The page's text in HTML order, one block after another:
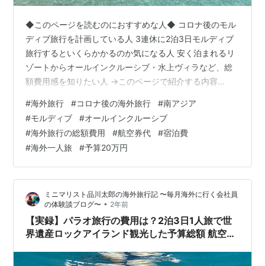
◆このページを読むのにおすすめな人◆ コロナ後のモル
ディブ旅行を計画している人 3連休に2泊3日モルディブ
旅行するといくらかかるのか気になる人 安く泊まれるリ
ゾートからオールインクルーシブ・水上ヴィラなど、総
額費用感を知りたい人 →このページで紹介する内容
訳】 【実録】モルディブ旅行の費用は？2泊3日1人旅で
格安オールインクルーシブ体験した予算総額 航空券代・
宿泊費・食費・通信費・交通費・観光費など実費公開
#海外旅行 #コロナ後の海外旅行 #南アジア
#モルディブ #オールインクルーシブ
#海外旅行の総額費用 #航空券代 #宿泊費
#海外一人旅 #予算20万円
ミニマリスト品川太郎の海外旅行記 〜毎月海外に行く会社員
の体験談ブログ〜 • 2年前
【実録】パラオ旅行の費用は？2泊3日1人旅で世
界遺産ロックアイランド観光した予算総額 航空券
実費公開